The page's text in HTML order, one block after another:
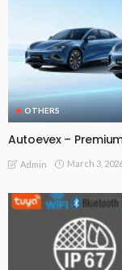
OTHERS
Autoevex –
Admin March 3,